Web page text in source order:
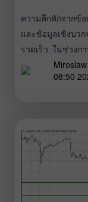
ความคึกคักจากข้
และข้อมูลเชิงบว
รวดเร็ว ในช่วงก
ครั้งตามหลังรา
แข็งแกร่ง โดยภ
08:50